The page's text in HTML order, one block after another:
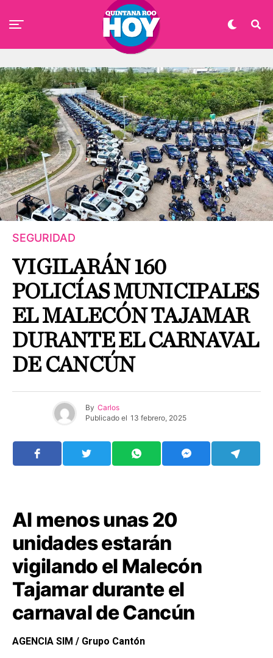
SEGURIDAD
VIGILARÁN 160
POLICÍAS MUNICIPALES
EL MALECÓN TAJAMAR
DURANTE EL CARNAVAL
DE CANCÚN
By Carlos
Publicado el 13 febrero, 2025
Al menos unas 20
unidades estarán
vigilando el Malecón
Tajamar durante el
carnaval de Cancún
AGENCIA SIM / Grupo Cantón